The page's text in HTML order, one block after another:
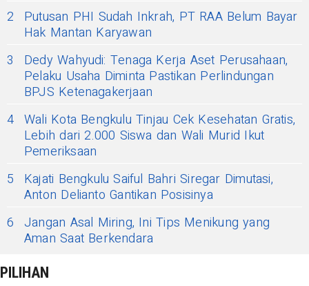
2
Putusan PHI Sudah Inkrah, PT RAA Belum Bayar
Hak Mantan Karyawan
3
Dedy Wahyudi: Tenaga Kerja Aset Perusahaan,
Pelaku Usaha Diminta Pastikan Perlindungan
BPJS Ketenagakerjaan
4 Wali Kota Bengkulu Tinjau Cek Kesehatan Gratis,
Lebih dari 2.000 Siswa dan Wali Murid Ikut
Pemeriksaan
5
Kajati Bengkulu Saiful Bahri Siregar Dimutasi,
Anton Delianto Gantikan Posisinya
6 Jangan Asal Miring, Ini Tips Menikung yang
Aman Saat Berkendara
PILIHAN